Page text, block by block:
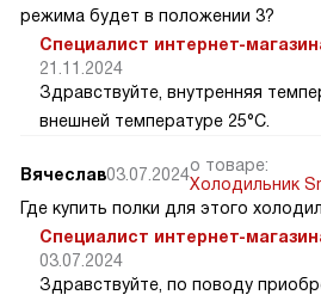
режима будет в положении 3?
Специалист интернет-
21.11.2024
Здравствуйте, внутренняя
внешней температуре 25°C.
Вячеслав03.07.2024о товаре:
Холодильник
Где купить полки для этого
Специалист интернет-
03.07.2024
Здравствуйте, по поводу